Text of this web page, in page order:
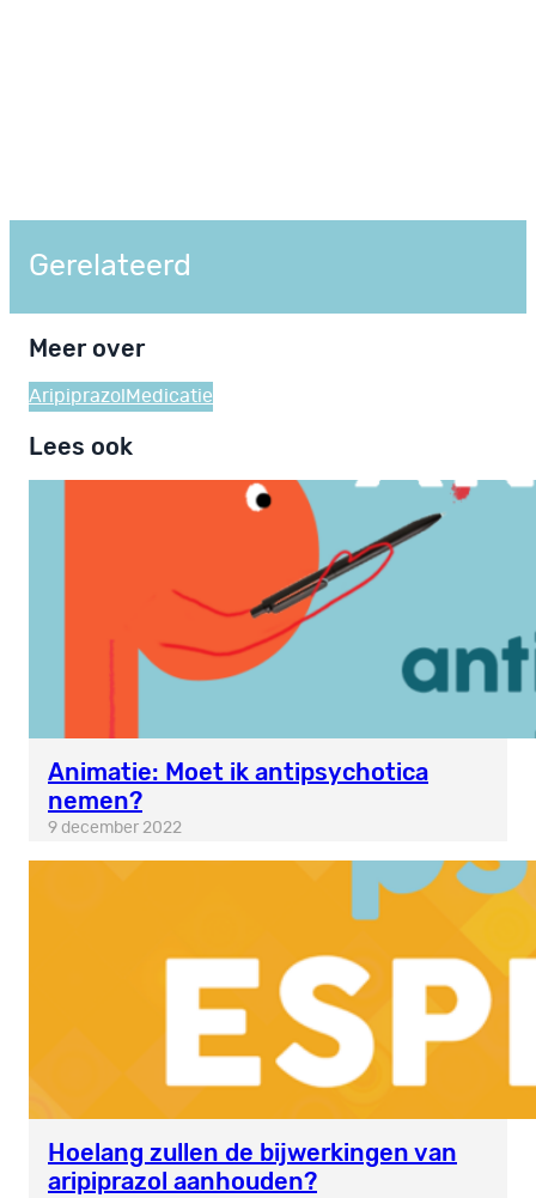
Gerelateerd
Meer over
Aripiprazol Medicatie
Lees ook
Animatie: Moet ik antipsychotica
nemen?
9 december 2022
Hoelang zullen de bijwerkingen van
aripiprazol aanhouden?